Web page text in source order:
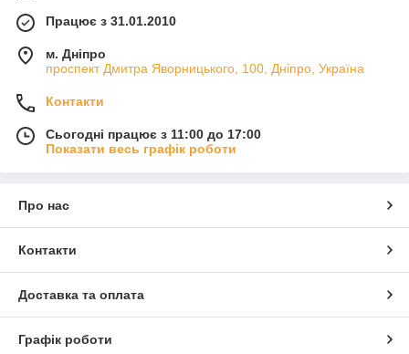
Працює з 31.01.2010
м. Дніпро
проспект Дмитра Яворницького, 100, Дніпро, Україна
Контакти
Сьогодні працює з 11:00 до 17:00
Показати весь графік роботи
Про нас
Контакти
Доставка та оплата
Графік роботи